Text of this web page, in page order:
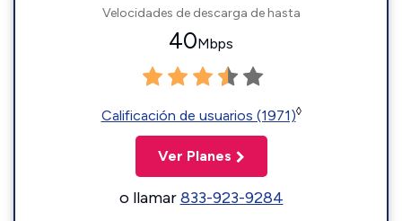
Velocidades de descarga de hasta
40Mbps
Calificación de usuarios (1971)◊
Ver Planes
o llamar833-923-9284